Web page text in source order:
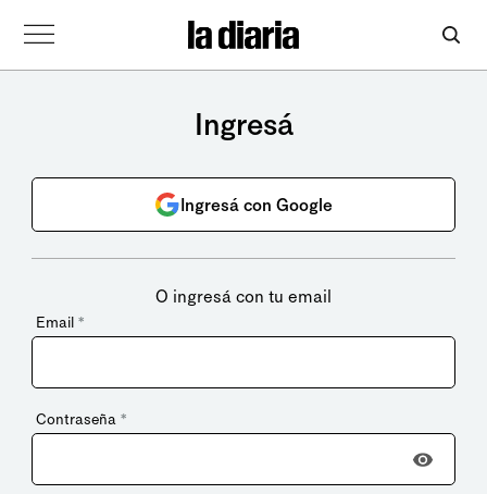
Ingresá
Ingresá con Google
O ingresá con tu email
Email *
Contraseña *